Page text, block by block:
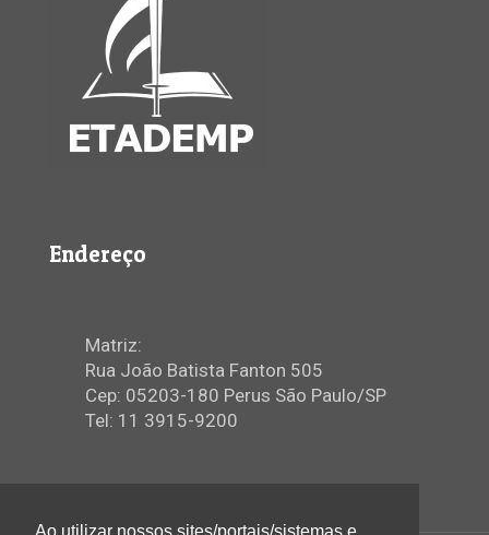
Endereço
Matriz:
Rua João Batista Fanton 505
Cep: 05203-180 Perus São Paulo/SP
Tel: 11 3915-9200